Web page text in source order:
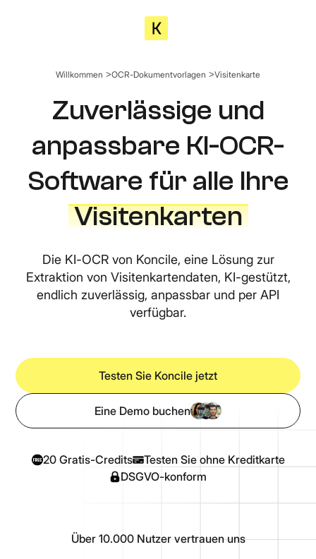
Willkommen OCR-Dokumentvorlagen Visitenkarte
Zuverlässige und
anpassbare KI-OCR-
Software für alle Ihre
Visitenkarten
Die KI-OCR von Koncile, eine Lösung zur
Extraktion von Visitenkartendaten, KI-gestützt,
endlich zuverlässig, anpassbar und per API
verfügbar.
Testen Sie Koncile jetzt
Eine Demo buchen
20 Gratis-Credits
Testen Sie ohne Kreditkarte
DSGVO-konform
Über 10.000 Nutzer vertrauen uns